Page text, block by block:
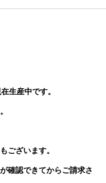
生産中です。
ございます。
確認できてからご請求さ